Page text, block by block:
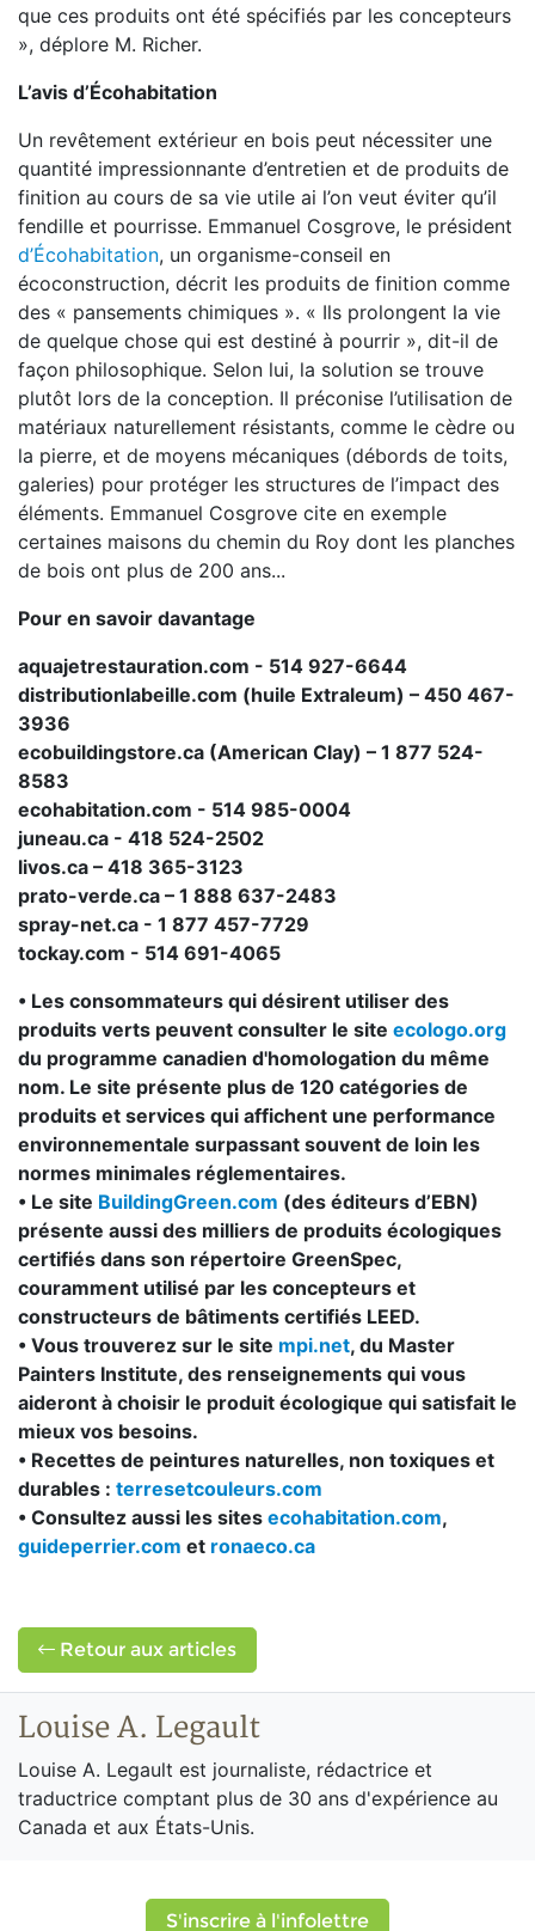
que ces produits ont été spécifiés par les concepteurs
», déplore M. Richer.
L’avis d’Écohabitation
Un revêtement extérieur en bois peut nécessiter une
quantité impressionnante d’entretien et de produits de
finition au cours de sa vie utile ai l’on veut éviter qu’il
fendille et pourrisse. Emmanuel Cosgrove, le président
d’Écohabitation, un organisme-conseil en
écoconstruction, décrit les produits de finition comme
des « pansements chimiques ». « Ils prolongent la vie
de quelque chose qui est destiné à pourrir », dit-il de
façon philosophique. Selon lui, la solution se trouve
plutôt lors de la conception. Il préconise l’utilisation de
matériaux naturellement résistants, comme le cèdre ou
la pierre, et de moyens mécaniques (débords de toits,
galeries) pour protéger les structures de l’impact des
éléments. Emmanuel Cosgrove cite en exemple
certaines maisons du chemin du Roy dont les planches
de bois ont plus de 200 ans...
Pour en savoir davantage
aquajetrestauration.com - 514 927-6644
distributionlabeille.com (huile Extraleum) – 450 467-
3936
ecobuildingstore.ca (American Clay) – 1 877 524-
8583
ecohabitation.com - 514 985-0004
juneau.ca - 418 524-2502
livos.ca – 418 365-3123
prato-verde.ca – 1 888 637-2483
spray-net.ca - 1 877 457-7729
tockay.com - 514 691-4065
• Les consommateurs qui désirent utiliser des
produits verts peuvent consulter le site ecologo.org
du programme canadien d'homologation du même
nom. Le site présente plus de 120 catégories de
produits et services qui affichent une performance
environnementale surpassant souvent de loin les
normes minimales réglementaires.
• Le site BuildingGreen.com (des éditeurs d’EBN)
présente aussi des milliers de produits écologiques
certifiés dans son répertoire GreenSpec,
couramment utilisé par les concepteurs et
constructeurs de bâtiments certifiés LEED.
• Vous trouverez sur le site mpi.net, du Master
Painters Institute, des renseignements qui vous
aideront à choisir le produit écologique qui satisfait le
mieux vos besoins.
• Recettes de peintures naturelles, non toxiques et
durables : terresetcouleurs.com
• Consultez aussi les sites ecohabitation.com,
guideperrier.com et ronaeco.ca
Retour aux articles
Louise A. Legault
Louise A. Legault est journaliste, rédactrice et
traductrice comptant plus de 30 ans d'expérience au
Canada et aux États-Unis.
S'inscrire à l'infolettre